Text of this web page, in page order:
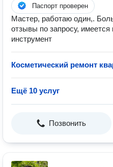
Паспорт проверен
Мастер, работаю один,.
отзывы по запросу,
инструмент
Косметический ремонт
Ещё 10 услуг
Позвонить